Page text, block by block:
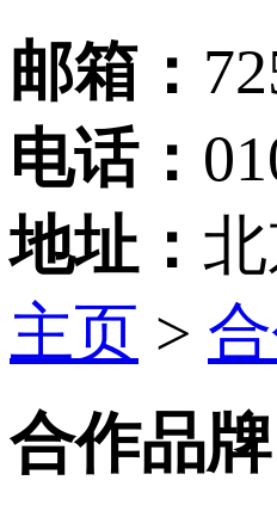
邮箱：
电话：
地址：
主页 >
合作品牌